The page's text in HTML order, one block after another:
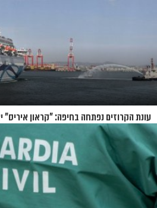
עונת הקרוזים נפתחה בחיפה: "קראון איריס"